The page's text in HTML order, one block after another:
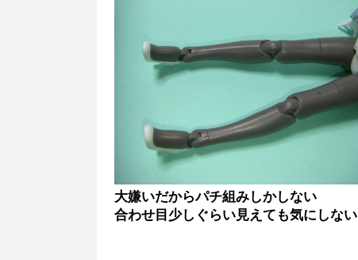
大嫌いだからパチ組みしかしない
合わせ目少しぐらい見えても気にしない